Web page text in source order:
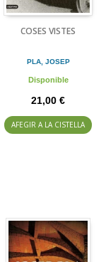
COSES VISTES
PLA, JOSEP
Disponible
21,00 €
AFEGIR A LA CISTELLA